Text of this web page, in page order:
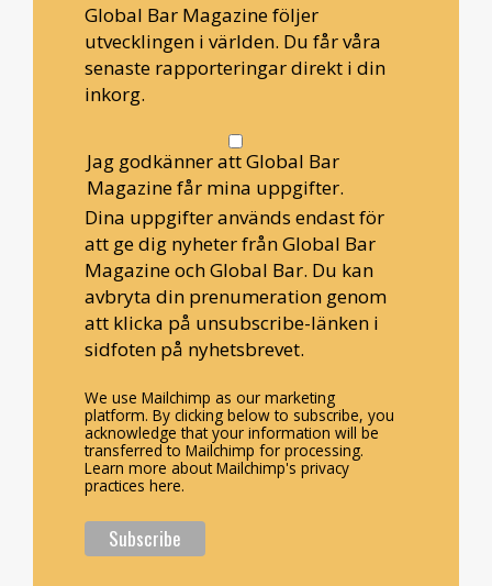
Global Bar Magazine följer
utvecklingen i världen. Du får våra
senaste rapporteringar direkt i din
inkorg.
Jag godkänner att Global Bar
Magazine får mina uppgifter.
Dina uppgifter används endast för
att ge dig nyheter från Global Bar
Magazine och Global Bar. Du kan
avbryta din prenumeration genom
att klicka på unsubscribe-länken i
sidfoten på nyhetsbrevet.
We use Mailchimp as our marketing
platform. By clicking below to subscribe, you
acknowledge that your information will be
transferred to Mailchimp for processing.
Learn more about Mailchimp's privacy
practices here.